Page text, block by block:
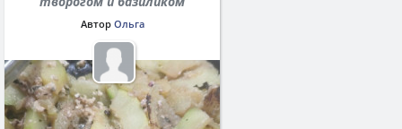
Автор Ольга